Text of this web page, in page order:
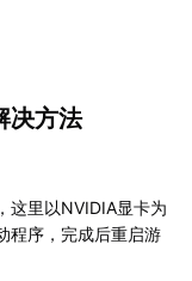
决方法
这里以NVIDIA显卡为
程序，完成后重启游